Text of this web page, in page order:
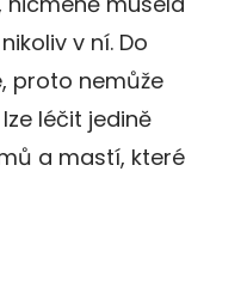
v ní. Do
proto nemůže
léčit jedině
a mastí, které